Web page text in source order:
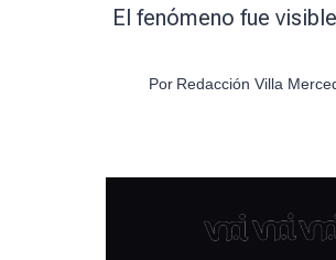
El fenómeno fue
Por Redacción Villa